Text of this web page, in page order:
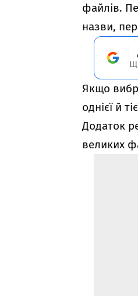
файлів.
назви,
Якщо
однієї й
Додаток
великих